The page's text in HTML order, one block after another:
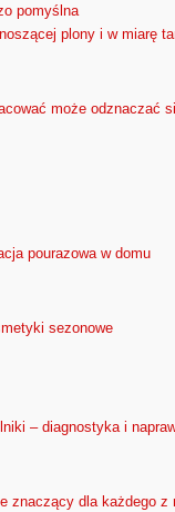
pomyślna
plony i w miarę
może odznaczać
pourazowa w domu
sezonowe
– diagnostyka i
znaczący dla każdego z